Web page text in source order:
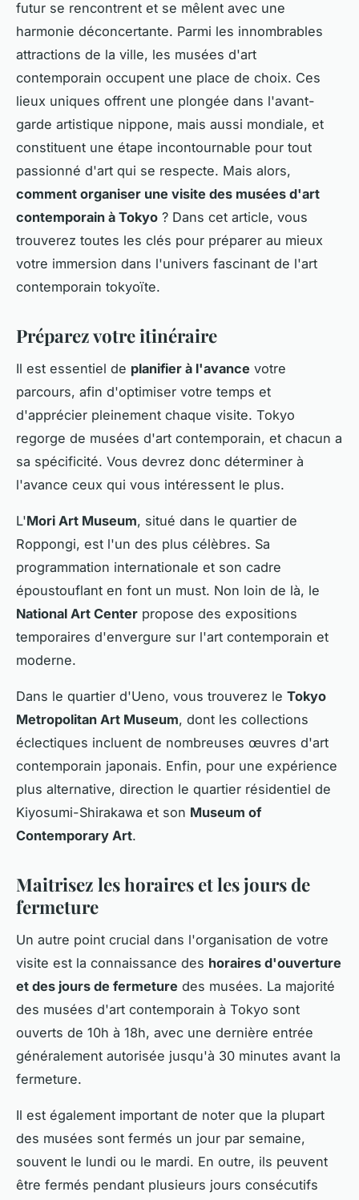
futur se rencontrent et se mêlent avec une
harmonie déconcertante. Parmi les innombrables
attractions de la ville, les musées d'art
contemporain occupent une place de choix. Ces
lieux uniques offrent une plongée dans l'avant-
garde artistique nippone, mais aussi mondiale, et
constituent une étape incontournable pour tout
passionné d'art qui se respecte. Mais alors,
comment organiser une visite des musées d'art
contemporain à Tokyo ? Dans cet article, vous
trouverez toutes les clés pour préparer au mieux
votre immersion dans l'univers fascinant de l'art
contemporain tokyoïte.
Préparez votre itinéraire
Il est essentiel de planifier à l'avance votre
parcours, afin d'optimiser votre temps et
d'apprécier pleinement chaque visite. Tokyo
regorge de musées d'art contemporain, et chacun a
sa spécificité. Vous devrez donc déterminer à
l'avance ceux qui vous intéressent le plus.
L'Mori Art Museum, situé dans le quartier de
Roppongi, est l'un des plus célèbres. Sa
programmation internationale et son cadre
époustouflant en font un must. Non loin de là, le
National Art Center propose des expositions
temporaires d'envergure sur l'art contemporain et
moderne.
Dans le quartier d'Ueno, vous trouverez le Tokyo
Metropolitan Art Museum, dont les collections
éclectiques incluent de nombreuses œuvres d'art
contemporain japonais. Enfin, pour une expérience
plus alternative, direction le quartier résidentiel de
Kiyosumi-Shirakawa et son Museum of
Contemporary Art.
Maitrisez les horaires et les jours de
fermeture
Un autre point crucial dans l'organisation de votre
visite est la connaissance des horaires d'ouverture
et des jours de fermeture des musées. La majorité
des musées d'art contemporain à Tokyo sont
ouverts de 10h à 18h, avec une dernière entrée
généralement autorisée jusqu'à 30 minutes avant la
fermeture.
Il est également important de noter que la plupart
des musées sont fermés un jour par semaine,
souvent le lundi ou le mardi. En outre, ils peuvent
être fermés pendant plusieurs jours consécutifs